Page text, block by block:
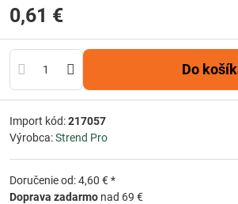
0,61 €
Do
Import kód:217057
Výrobca:Strend Pro
Doručenie od: 4,60 € *
Doprava zadarmo nad 69 €